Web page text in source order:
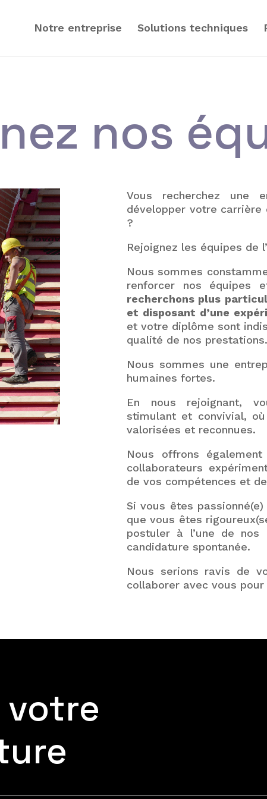
Notre entreprise Solutions techniques
nos
Vous recherchez une
développer votre carrière
?
Rejoignez les équipes de
Nous sommes
renforcer nos équipes
recherchons plus
et disposant d’une
et votre diplôme sont
qualité de nos prestations.
Nous sommes une
humaines fortes.
En nous rejoignant,
stimulant et convivial,
valorisées et reconnues.
Nous offrons
collaborateurs
de vos compétences et
Si vous êtes
que vous êtes
postuler à l’une de nos
candidature spontanée.
Nous serions ravis de
collaborer avec vous
votre